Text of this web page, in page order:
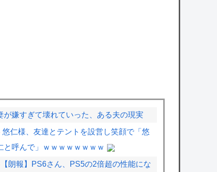
が嫌すぎて壊れていった、ある夫の現実
悠仁様、友達とテントを設営し笑顔で「悠
と呼んで」ｗｗｗｗｗｗｗｗ
【朗報】PS6さん、PS5の2倍超の性能にな